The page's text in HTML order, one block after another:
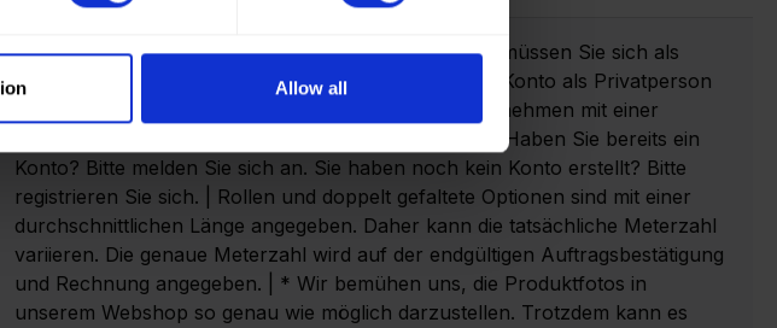
Allow all
Um Bestellungen in unserem Webshop aufzugeben, müssen Sie sich als
Geschäftskunde registrieren. Es ist nicht möglich, ein Konto als Privatperson
anzulegen. Bitte beachten Sie, dass wir nur an Unternehmen mit einer
gültigen Umsatzsteuer-Identifikationsnummer liefern. Haben Sie bereits ein
Konto? Bitte melden Sie sich an. Sie haben noch kein Konto erstellt? Bitte
registrieren Sie sich. | Rollen und doppelt gefaltete Optionen sind mit einer
durchschnittlichen Länge angegeben. Daher kann die tatsächliche Meterzahl
variieren. Die genaue Meterzahl wird auf der endgültigen Auftragsbestätigung
und Rechnung angegeben. | * Wir bemühen uns, die Produktfotos in
unserem Webshop so genau wie möglich darzustellen. Trotzdem kann es